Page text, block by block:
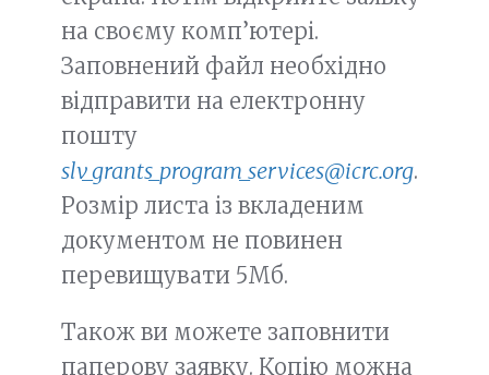
на своєму комп’ютері.
Заповнений файл необхідно
відправити на електронну
пошту
slv_grants_program_services@icrc.org.
Розмір листа із вкладеним
документом не повинен
перевищувати 5Мб.
Також ви можете заповнити
паперову заявку. Копію можна